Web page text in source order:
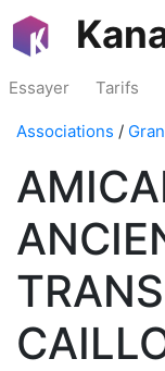
Essayer Tarifs
Associations /